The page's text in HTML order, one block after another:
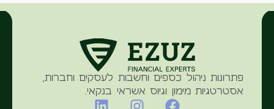
פתרונות ניהול כספים וחשבות לעסקים וחברות,
אסטרטגיות מימון וגיוס אשראי בנקאי.